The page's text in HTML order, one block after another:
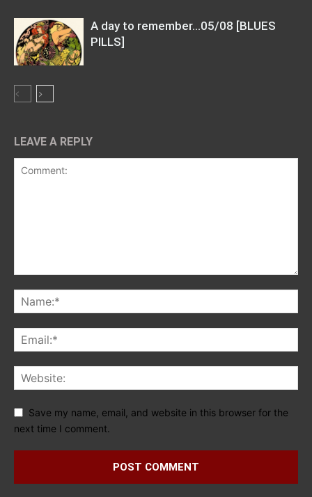
A day to remember…05/08 [BLUES
PILLS]
LEAVE A REPLY
Save my name, email, and website in this browser for the
next time I comment.